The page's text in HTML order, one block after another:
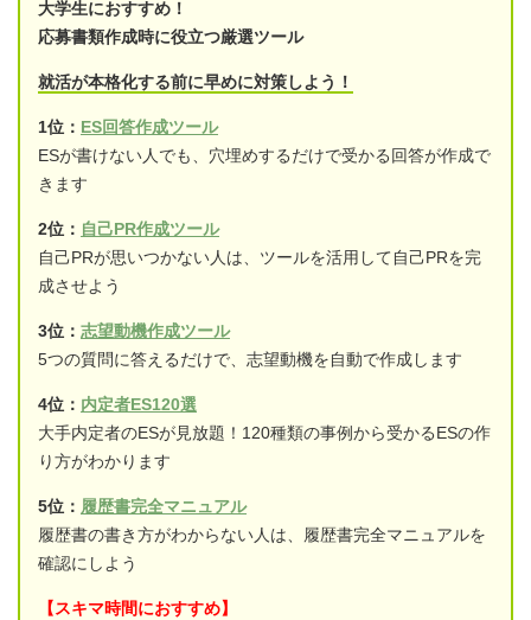
大学生におすすめ！
応募書類作成時に役立つ厳選ツール
就活が本格化する前に早めに対策しよう！
1位： ES回答作成ツール
ESが書けない人でも、穴埋めするだけで受かる回答が作成で
きます
2位： 自己PR作成ツール
自己PRが思いつかない人は、ツールを活用して自己PRを完
成させよう
3位： 志望動機作成ツール
5つの質問に答えるだけで、志望動機を自動で作成します
4位： 内定者ES120選
大手内定者のESが見放題！120種類の事例から受かるESの作
り方がわかります
5位： 履歴書完全マニュアル
履歴書の書き方がわからない人は、履歴書完全マニュアルを
確認にしよう
【スキマ時間におすすめ】